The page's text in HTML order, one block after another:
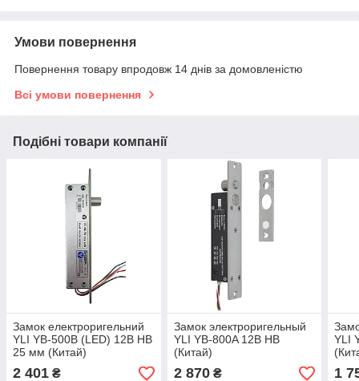
Умови повернення
Повернення товару впродовж 14 днів за домовленістю
Всі умови повернення
Подібні товари компанії
Замок електроригельний
YLI YB-500B (LED) 12В НВ
25 мм (Китай)
2 401 ₴
Замок электроригельный
YLI YB-800A 12В НВ
(Китай)
2 870₴
YLI
1